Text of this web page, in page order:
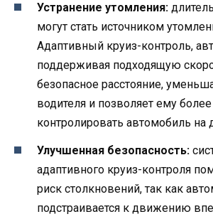
Устранение утомления:
могут стать источником
Адаптивный круиз-контроль,
поддерживая подходящую
безопасное расстояние,
водителя и позволяет ему
контролировать автомобиль на
Улучшенная безопасность:
адаптивного круиз-контроля
риск столкновений, так как
подстраивается к движению